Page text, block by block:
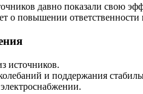
давно показали свою
о повышении ответственности
источников.
и поддержания